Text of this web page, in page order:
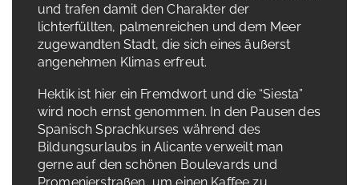
und trafen damit den Charakter der
lichterfüllten, palmenreichen und dem Meer
zugewandten Stadt, die sich eines äußerst
angenehmen Klimas erfreut.
Hektik ist hier ein Fremdwort und die “Siesta”
wird noch ernst genommen. In den Pausen des
Spanisch Sprachkurses während des
Bildungsurlaubs in Alicante verweilt man
gerne auf den schönen Boulevards und